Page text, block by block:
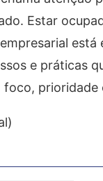
Estar
e práticas
prioridade